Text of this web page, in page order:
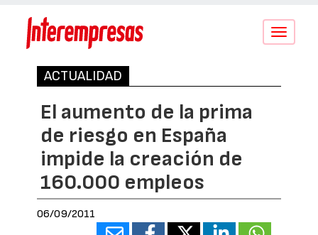
Conmutar
ACTUALIDAD
El aumento de la prima
de riesgo en España
impide la creación de
160.000 empleos
06/09/2011